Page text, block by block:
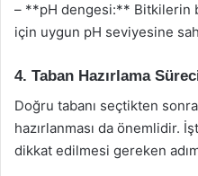
– **pH dengesi:** Bitkilerin
için uygun pH seviyesine
4. Taban Hazırlama
Doğru tabanı seçtikten
hazırlanması da önemlidir.
dikkat edilmesi gereken